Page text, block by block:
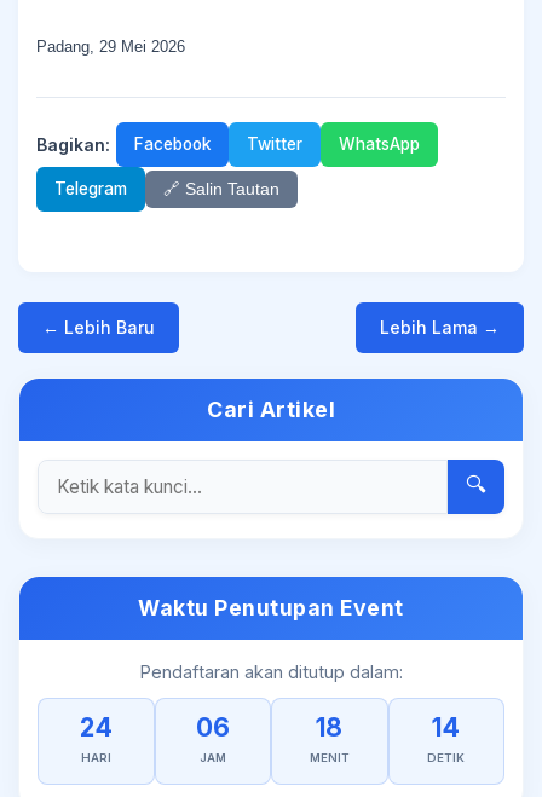
Padang, 29 Mei 2026
Bagikan: Facebook Twitter WhatsApp
Telegram 🔗 Salin Tautan
← Lebih Baru Lebih Lama →
Cari Artikel
🔍
Waktu Penutupan Event
Pendaftaran akan ditutup dalam:
24
HARI
06
JAM
18
MENIT
14
DETIK